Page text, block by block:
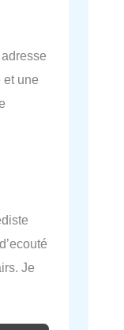
et une
Je